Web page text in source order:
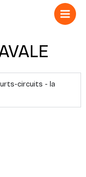
circuits - la